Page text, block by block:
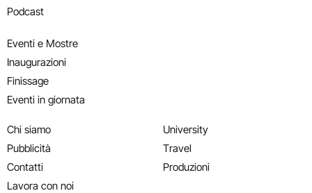
Podcast
Eventi e Mostre
Inaugurazioni
Finissage
Eventi in giornata
Chi siamo
Pubblicità
Contatti
Lavora con noi
University
Travel
Produzioni